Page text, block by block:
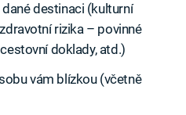
destinaci (kulturní
rizika – povinné
doklady, atd.)
vám blízkou (včetně